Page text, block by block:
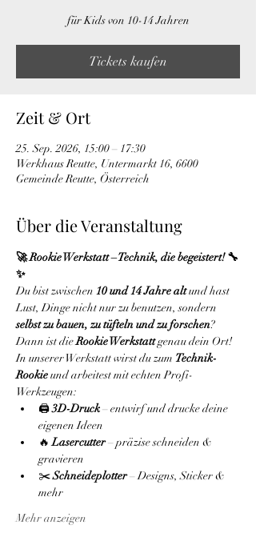
für Kids von 10-14 Jahren
Tickets kaufen
Zeit & Ort
25. Sep. 2026, 15:00 – 17:30
Werkhaus Reutte, Untermarkt 16, 6600
Gemeinde Reutte, Österreich
Über die Veranstaltung
🚀 Rookie Werkstatt – Technik, die begeistert! 🔧
✨
Du bist zwischen 10 und 14 Jahre alt und hast
Lust, Dinge nicht nur zu benutzen, sondern
selbst zu bauen, zu tüfteln und zu forschen?
Dann ist die Rookie Werkstatt genau dein Ort!
In unserer Werkstatt wirst du zum Technik-
Rookie und arbeitest mit echten Profi-
Werkzeugen:
🖨️ 3D-Druck – entwirf und drucke deine
eigenen Ideen
🔥 Lasercutter – präzise schneiden &
gravieren
✂️ Schneideplotter – Designs, Sticker &
mehr
Mehr anzeigen